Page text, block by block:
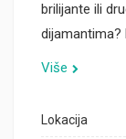
brilijante ili
dijamantima?
Više
Lokacija